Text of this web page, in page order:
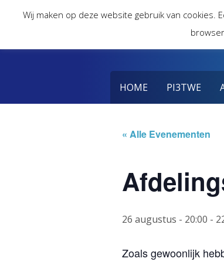
HOME PI3TWE
« Alle Evenementen
26 augustus - 20:00 -
Zoals gewoonlijk
Wij maken op deze website gebruik van cookies.